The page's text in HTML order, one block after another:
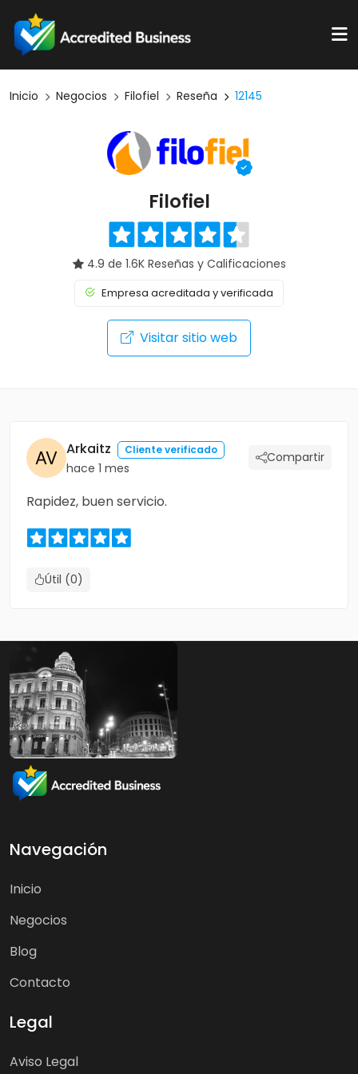
Inicio Negocios Filofiel Reseña 12145
Filofiel
4.9 de 1.6K Reseñas y Calificaciones
Empresa acreditada y verificada
Visitar sitio web
Arkaitz Cliente verificado
hace 1 mes
Compartir
Rapidez, buen servicio.
Útil (0)
Navegación
Inicio
Negocios
Blog
Contacto
Legal
Aviso Legal